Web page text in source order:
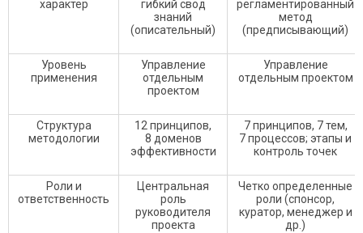
характер
гибкий свод
знаний
(описательный)
регламентированный
метод
(предписывающий)
Уровень
применения
Управление
отдельным
проектом
Управление
отдельным проектом
Структура
методологии
12 принципов,
8 доменов
эффективности
7 принципов, 7 тем,
7 процессов; этапы и
контроль точек
Роли и
ответственность
Центральная
роль
руководителя
проекта
Четко определенные
роли (спонсор,
куратор, менеджер и
др.)